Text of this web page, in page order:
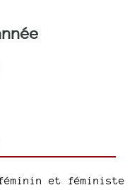
féminin et féministe